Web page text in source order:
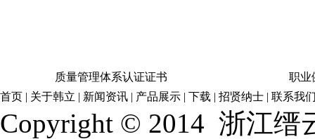
质量管理体系认证证书
职业
首页 | 关于韩立 | 新闻资讯 | 产品展示 | 下载 | 招贤纳士 | 联系我
Copyright © 2014 浙江缙